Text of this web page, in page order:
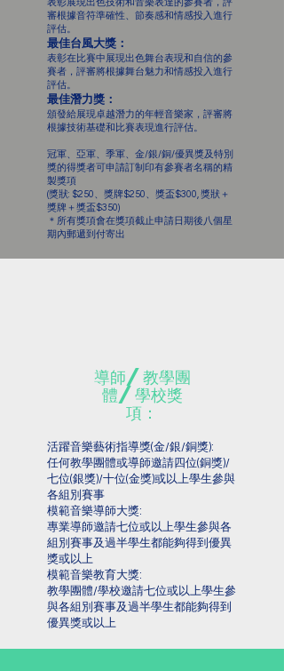
表彰展現出色技術和音樂表達的參賽者，評
審根據音符準確性、節奏感和情感投入進行
評估。
最佳台風大獎：
表彰在比賽中展現出色舞台表現和自信的參
賽者，評審將根據舞台魅力和情感投入進行
評估。
最佳潛力獎：
頒發給展現卓越潛力的年輕音樂家，評審將
根據技術基礎和比賽表現進行評估。
冠軍、亞軍、季軍、金/銀/銅/優異獎及特別
獎的得獎者可申請訂制印有參賽者名稱的精
製獎項
(獎狀: $250、獎牌$250、獎盃$300, 獎狀＋
獎牌＋獎盃$350)
＊所有獎項會在獎項截止申請日期後八個星
期內郵遞到付寄出
導師/教學團
體/學校獎
項：
活躍音樂藝術指導獎(金/銀/銅獎):
任何教學團體或導師邀請四位(銅獎)/
七位(銀獎)/十位(金獎)或以上學生參與
各組別賽事
模範音樂導師大獎:
專業導師邀請七位或以上學生參與各
組別賽事及過半學生都能夠得到優異
獎或以上
模範音樂教育大獎:
教學團體/學校邀請七位或以上學生參
與各組別賽事及過半學生都能夠得到
優異獎或以上